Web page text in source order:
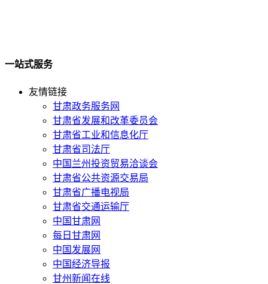
一站式服务
友情链接
甘肃政务服务网
甘肃省发展和改革委员会
甘肃省工业和信息化厅
甘肃省司法厅
中国兰州投资贸易洽谈会
甘肃省公共资源交易局
甘肃省广播电视局
甘肃省交通运输厅
中国甘肃网
每日甘肃网
中国发展网
中国经济导报
甘州新闻在线